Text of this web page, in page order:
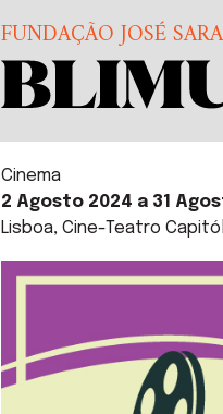
FUNDAÇÃO JOSÉ
Cinema
2 Agosto 2024 a 31
Lisboa, Cine-Teatro